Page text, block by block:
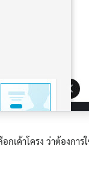
กเค้าโครง ว่าต้องการ